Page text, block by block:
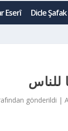
Eserî Dicle Şafak
للناس
gönderildi |